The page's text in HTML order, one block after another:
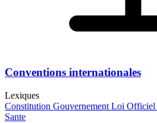
Conventions internationales
Lexiques
Constitution Gouvernement Loi Officiel
Sante